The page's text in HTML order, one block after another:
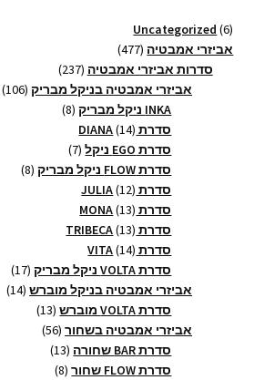
Uncategorized 6
6
מוצרים
אביזרי אמבטיה 477
477
מוצרים
סדרות אביזרי אמבטיה 237
237
מוצרים
אביזרי אמבטיה בניקל מבריק 106
INKA ניקל מבריק 8
8
סדרת DIANA 14
14
מוצרים סדרת EGO ניקל 7
7
מוצרים
סדרת FLOW ניקל מבריק 8
8
סדרת JULIA 12
12
מוצרים סדרת MONA 13
13
מוצרים סדרת TRIBECA 13
13
מוצרים סדרת VITA 14
14
מוצרים סדרת VOLTA ניקל מבריק 17
17
אביזרי אמבטיה בניקל מוברש 14
14
סדרת VOLTA מוברש 13
13
אביזרי אמבטיה בשחור 56
56
סדרת BAR שחורה 13
13
מוצרים
סדרת FLOW שחור 8
8